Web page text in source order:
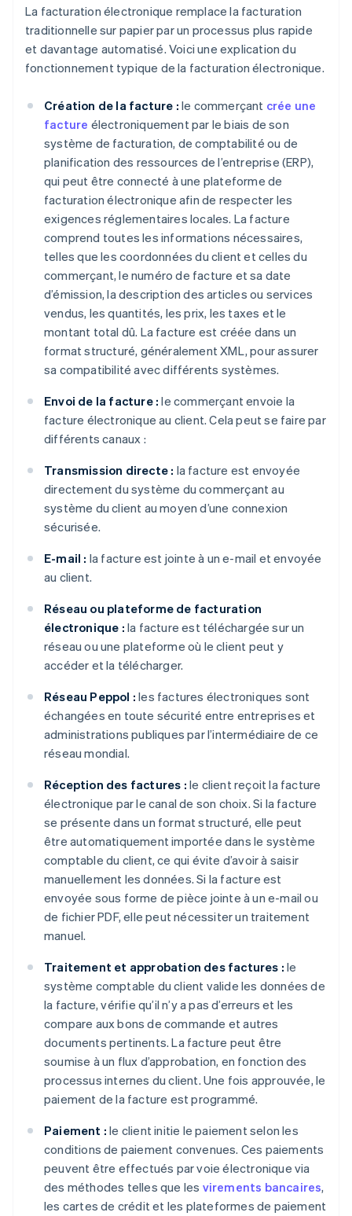
La facturation électronique remplace la facturation
traditionnelle sur papier par un processus plus rapide
et davantage automatisé. Voici une explication du
fonctionnement typique de la facturation électronique.
Création de la facture : le commerçant crée une
facture électroniquement par le biais de son
système de facturation, de comptabilité ou de
planification des ressources de l’entreprise (ERP),
qui peut être connecté à une plateforme de
facturation électronique afin de respecter les
exigences réglementaires locales. La facture
comprend toutes les informations nécessaires,
telles que les coordonnées du client et celles du
commerçant, le numéro de facture et sa date
d’émission, la description des articles ou services
vendus, les quantités, les prix, les taxes et le
montant total dû. La facture est créée dans un
format structuré, généralement XML, pour assurer
sa compatibilité avec différents systèmes.
Envoi de la facture : le commerçant envoie la
facture électronique au client. Cela peut se faire par
différents canaux :
Transmission directe : la facture est envoyée
directement du système du commerçant au
système du client au moyen d’une connexion
sécurisée.
E-mail : la facture est jointe à un e-mail et envoyée
au client.
Réseau ou plateforme de facturation
électronique : la facture est téléchargée sur un
réseau ou une plateforme où le client peut y
accéder et la télécharger.
Réseau Peppol : les factures électroniques sont
échangées en toute sécurité entre entreprises et
administrations publiques par l’intermédiaire de ce
réseau mondial.
Réception des factures : le client reçoit la facture
électronique par le canal de son choix. Si la facture
se présente dans un format structuré, elle peut
être automatiquement importée dans le système
comptable du client, ce qui évite d’avoir à saisir
manuellement les données. Si la facture est
envoyée sous forme de pièce jointe à un e-mail ou
de fichier PDF, elle peut nécessiter un traitement
manuel.
Traitement et approbation des factures : le
système comptable du client valide les données de
la facture, vérifie qu’il n’y a pas d’erreurs et les
compare aux bons de commande et autres
documents pertinents. La facture peut être
soumise à un flux d’approbation, en fonction des
processus internes du client. Une fois approuvée, le
paiement de la facture est programmé.
Paiement : le client initie le paiement selon les
conditions de paiement convenues. Ces paiements
peuvent être effectués par voie électronique via
des méthodes telles que les virements bancaires,
les cartes de crédit et les plateformes de paiement